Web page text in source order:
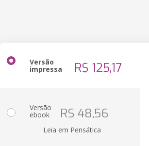
Versão
impressa R$ 125,17
Versão
ebook R$ 48,56
Leia em Pensática